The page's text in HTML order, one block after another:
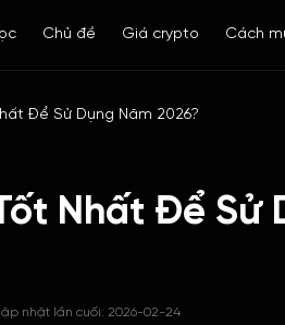
Chủ đề Giá crypto Cách
Để Sử Dụng Năm 2026?
Nhất Để Sử
nhật lần cuối: 2026-02-24